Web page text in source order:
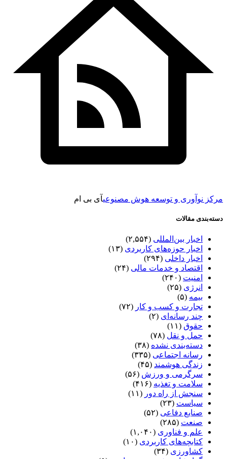
مرکز نوآوری و توسعه هوش مصنوعیآی بی ام
دسته‌بندی مقالات
اخبار بین‌المللی (۲,۵۵۴)
اخبار حوزه‌های کاربردی (۱۳)
اخبار داخلی (۲۹۴)
اقتصاد و خدمات مالی (۲۴)
امنیت (۲۴۰)
انرژی (۲۵)
بیمه (۵)
تجارت و کسب و کار (۷۲)
چند رسانه‌ای (۲)
حقوق (۱۱)
حمل و نقل (۷۸)
دسته‌بندی نشده (۳۸)
رسانه اجتماعی (۳۳۵)
زندگی هوشمند (۴۵)
سرگرمی و ورزش (۵۶)
سلامت و تغذیه (۴۱۶)
سنجش از راه دور (۱۱)
سیاست (۲۳)
صنایع دفاعی (۵۲)
صنعت (۲۸۵)
علم و فناوری (۱,۰۴۰)
کتابچه‌های کاربردی (۱۰)
کشاورزی (۳۴)